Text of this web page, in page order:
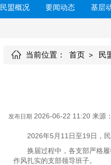
民盟概况 要闻动态 基层
当前位置： 首页 > 民
发布日期 2026-06-22 11:20 来源：
2026年5月11日至19日，
换届过程中，各支部严格
作风扎实的支部领导班子。